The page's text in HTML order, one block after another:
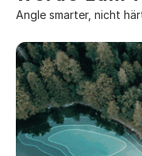
Angle smarter, nicht